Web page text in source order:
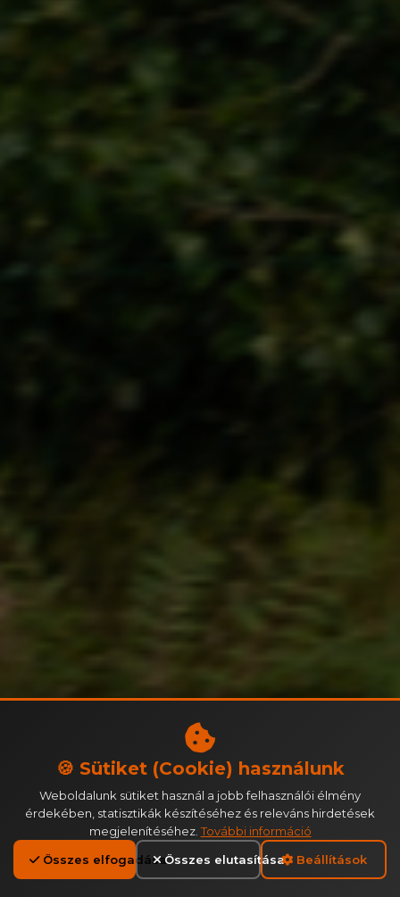
🍪 Sütiket (Cookie) használunk
Weboldalunk sütiket használ a jobb felhasználói élmény
érdekében, statisztikák készítéséhez és releváns hirdetések
megjelenítéséhez.További információ
Összes elfogadásaÖsszes elutasítása Beállítások